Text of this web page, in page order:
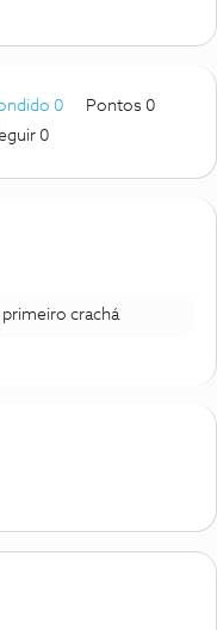
0
Pontos 0
0
primeiro crachá